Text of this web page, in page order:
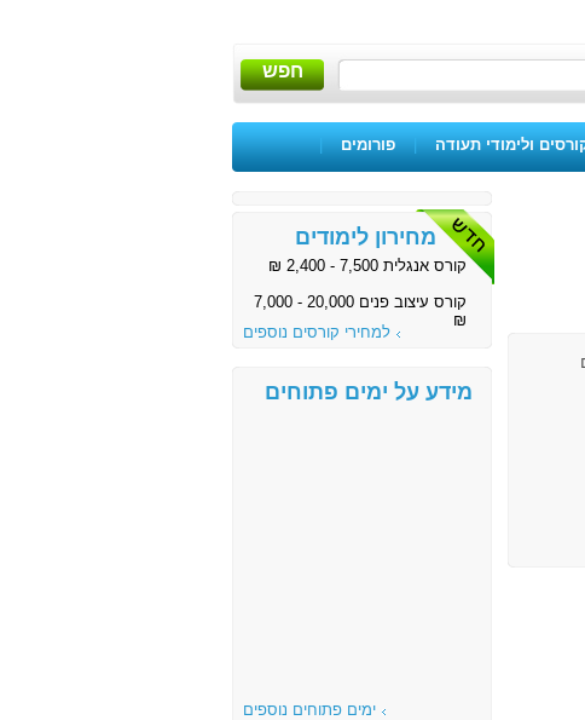
חפש
ולימודי תעודה | פורומים |
מחירון לימודים
קורס אנגלית 7,500 - 2,400 ₪
קורס עיצוב פנים 20,000 - 7,000
₪
למחירי קורסים נוספים
מידע על ימים פתוחים
ימים פתוחים נוספים